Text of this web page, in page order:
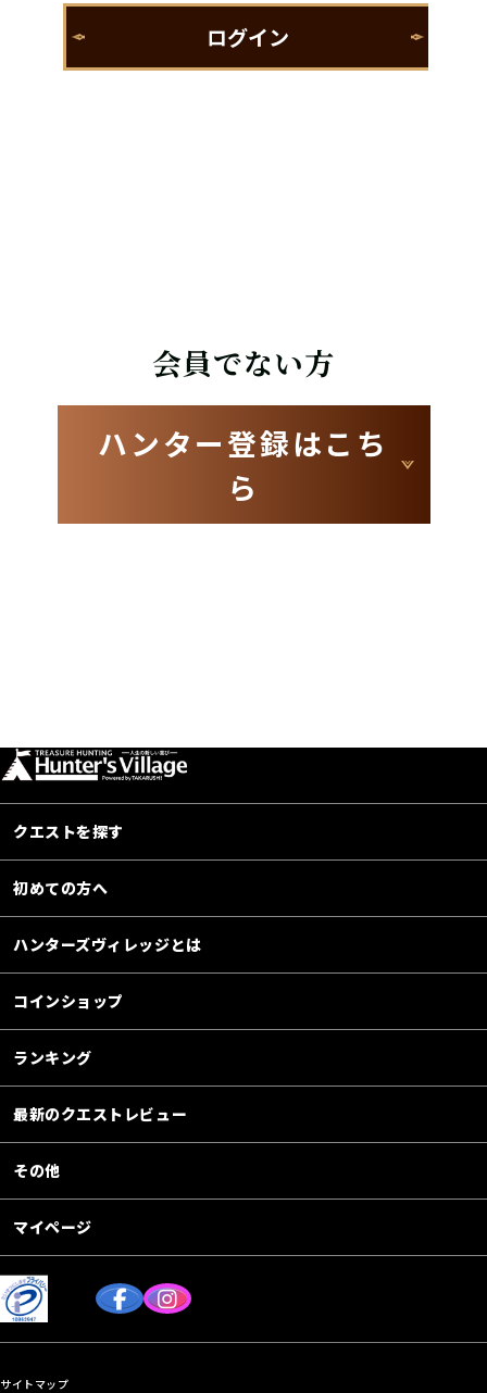
会員でない方
ハンター登録はこち
ら
クエストを探す
初めての方へ
ハンターズヴィレッジとは
コインショップ
ランキング
最新のクエストレビュー
その他
マイページ
サイトマップ